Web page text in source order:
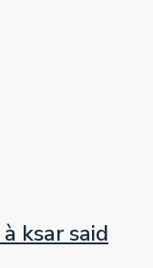
ksar said